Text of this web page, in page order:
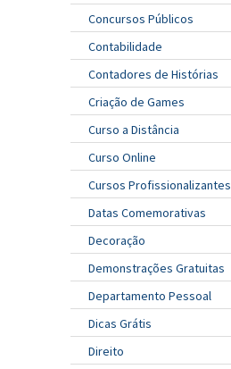
Concursos Públicos
Contabilidade
Contadores de Histórias
Criação de Games
Curso a Distância
Curso Online
Cursos Profissionalizantes
Datas Comemorativas
Decoração
Demonstrações Gratuitas
Departamento Pessoal
Dicas Grátis
Direito